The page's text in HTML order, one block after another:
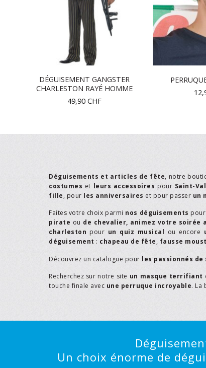
DÉGUISEMENT GANGSTER
CHARLESTON RAYÉ HOMME
49,90 CHF
Déguisements et articles de fête, notre
costumes et leurs accessoires pour Saint-
fille, pour les anniversaires et pour passer un
Faites votre choix parmi nos déguisements
pirate ou de chevalier, animez votre soirée
charleston pour un quiz musical ou encore
déguisement : chapeau de fête, fausse
Découvrez un catalogue pour les passionnés de
Recherchez sur notre site un masque terrifiant
touche finale avec une perruque incroyable. La
Un choix énorme de